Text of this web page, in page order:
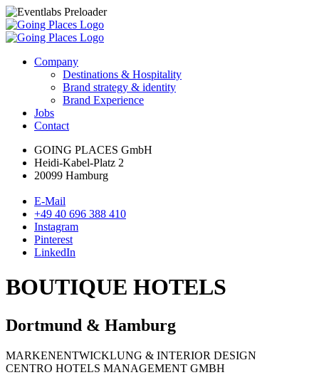
Company
Destinations & Hospitality
Brand strategy & identity
Brand Experience
Jobs
Contact
GOING PLACES GmbH
Heidi-Kabel-Platz 2
20099 Hamburg
E-Mail
+49 40 696 388 410
Instagram
Pinterest
LinkedIn
BOUTIQUE HOTELS
Dortmund & Hamburg
MARKENENTWICKLUNG & INTERIOR DESIGN
CENTRO HOTELS MANAGEMENT GMBH